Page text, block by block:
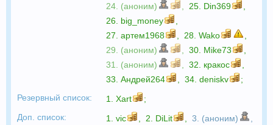
24. (аноним)
25. Din369
26. big_money
27. артем1968 28. Wako
29. (аноним)
30. Mike73
31. (аноним)
32. кракос
33. Андрей264 34. deniskv
;
Резервный список:
1. Xart
;
Доп. список:
1. vic 2. DiLit 3. (аноним)